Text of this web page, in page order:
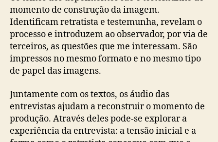
momento de construção da imagem.
Identificam retratista e testemunha, revelam o
processo e introduzem ao observador, por via de
terceiros, as questões que me interessam. São
impressos no mesmo formato e no mesmo tipo
de papel das imagens.
Juntamente com os textos, os áudio das
entrevistas ajudam a reconstruir o momento de
produção. Através deles pode-se explorar a
experiência da entrevista: a tensão inicial e a